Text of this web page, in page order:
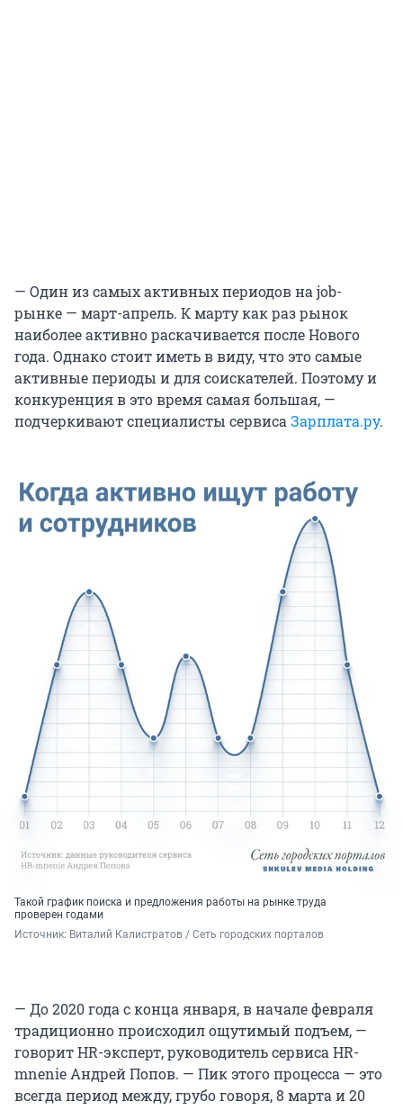
— Один из самых активных периодов на job-
рынке — март-апрель. К марту как раз рынок
наиболее активно раскачивается после Нового
года. Однако стоит иметь в виду, что это самые
активные периоды и для соискателей. Поэтому и
конкуренция в это время самая большая, —
подчеркивают специалисты сервисаЗарплата.ру.
Такой график поиска и предложения работы на рынке труда
проверен годами
Источник: Виталий Калистратов / Сеть городских порталов
— До 2020 года с конца января, в начале февраля
традиционно происходил ощутимый подъем, —
говорит HR-эксперт, руководитель сервиса HR-
mnenie Андрей Попов. — Пик этого процесса — это
всегда период между, грубо говоря, 8 марта и 20